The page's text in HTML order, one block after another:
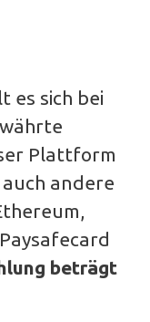
es sich bei
Plattform
andere
beträgt